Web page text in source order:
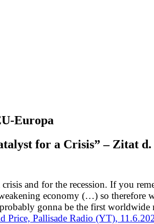
Europa
for a Crisis” – Zitat d.
and for the recession. If you
economy (…) so therefore
gonna be the first
Price, Pallisade Radio (YT),